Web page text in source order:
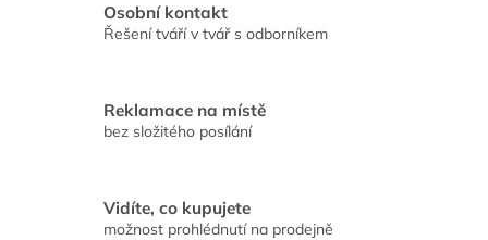
Osobní kontakt
Řešení tváří v tvář s odborníkem
Reklamace na místě
bez složitého posílání
Vidíte, co kupujete
možnost prohlédnutí na prodejně